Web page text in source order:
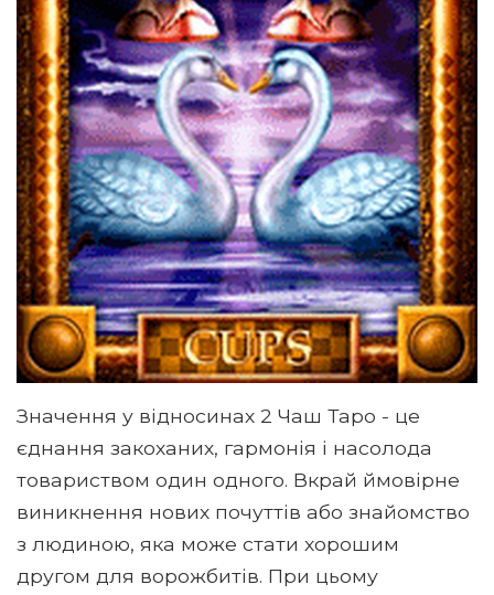
Значення у відносинах 2 Чаш Таро - це
єднання закоханих, гармонія і насолода
товариством один одного. Вкрай ймовірне
виникнення нових почуттів або знайомство
з людиною, яка може стати хорошим
другом для ворожбитів. При цьому